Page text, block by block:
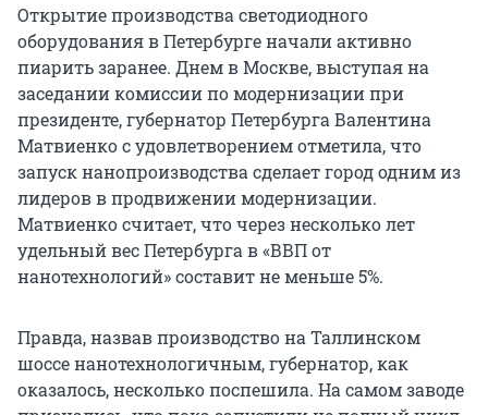
Открытие производства светодиодного
оборудования в Петербурге начали активно
пиарить заранее. Днем в Москве, выступая на
заседании комиссии по модернизации при
президенте, губернатор Петербурга Валентина
Матвиенко с удовлетворением отметила, что
запуск нанопроизводства сделает город одним из
лидеров в продвижении модернизации.
Матвиенко считает, что через несколько лет
удельный вес Петербурга в «ВВП от
нанотехнологий» составит не меньше 5%.
Правда, назвав производство на Таллинском
шоссе нанотехнологичным, губернатор, как
оказалось, несколько поспешила. На самом заводе